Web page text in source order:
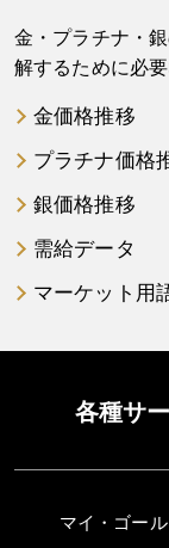
金・プラチナ・
解するために必
金価格推移
プラチナ価格
銀価格推移
需給データ
マーケット用
各種サ
マイ・ゴー